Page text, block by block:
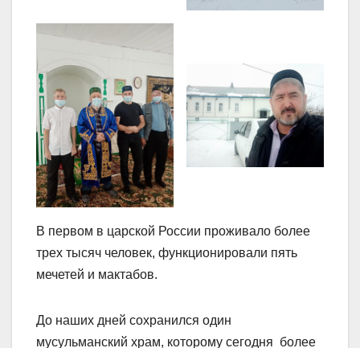
В первом в царской России проживало более
трех тысяч человек, функционировали пять
мечетей и мактабов.
До наших дней сохранился один
мусульманский храм, которому сегодня более